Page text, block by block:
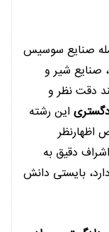
صنایع سوسیس
صنایع شیر و
دقت نظر و
این رشته
اظهارنظر
دقیق به
بایستی دانش